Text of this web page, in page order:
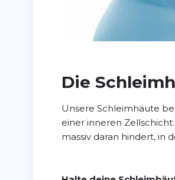
Die
Unsere Schleimhäute
einer inneren
massiv daran hindert, in